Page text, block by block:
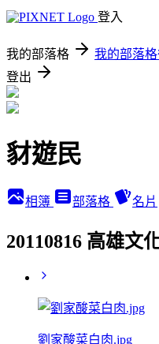
登入
我的部落格 我的部落
登出
豺遊民
相簿 部落格 名片
20110816 高雄文
劉家酸菜白肉.jpg